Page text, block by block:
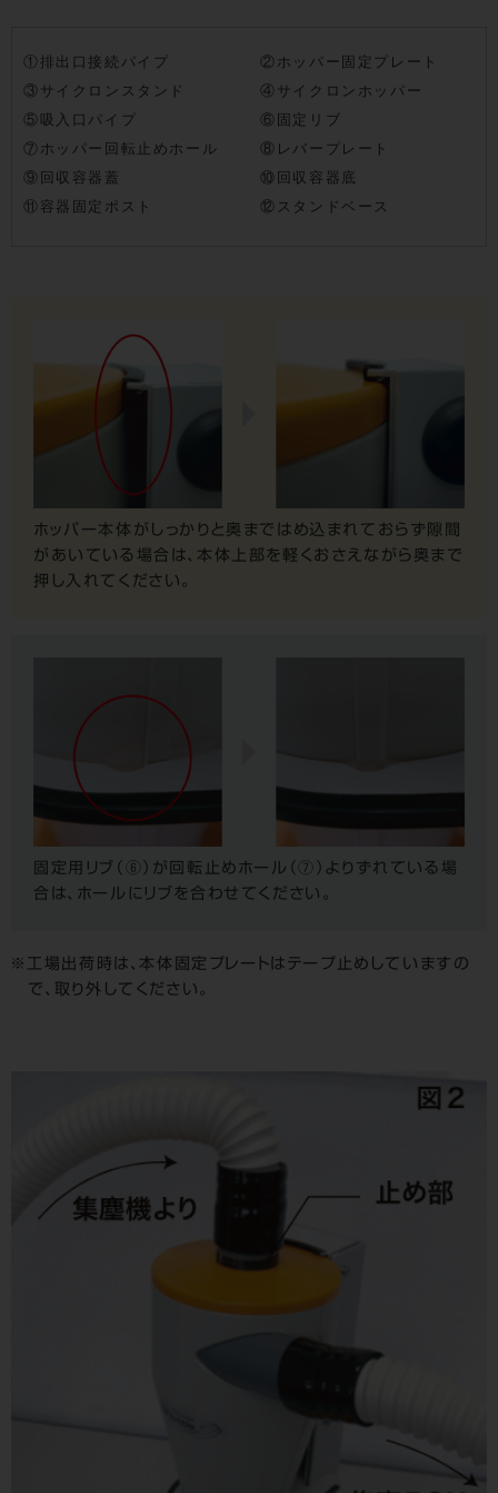
①排出口接続パイプ
②ホッパー固定プレート
③サイクロンスタンド
④サイクロンホッパー
⑤吸入口パイプ
⑥固定リブ
⑦ホッパー回転止めホール
⑧レバープレート
⑨回収容器蓋
⑩回収容器底
⑪容器固定ポスト
⑫スタンドベース
ホッパー本体がしっかりと奥まではめ込まれておらず隙間
があいている場合は、本体上部を軽くおさえながら奥まで
押し入れてください。
固定用リブ（⑥）が回転止めホール（⑦）よりずれている場
合は、ホールにリブを合わせてください。
工場出荷時は、本体固定プレートはテープ止めしていますの
で、取り外してください。